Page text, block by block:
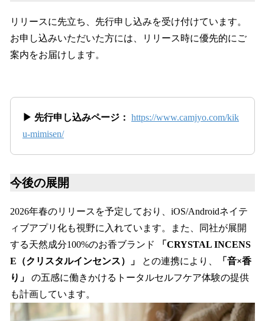
リリースに先立ち、先行申し込みを受け付けています。
お申し込みいただいた方には、リリース時に優先的にご
案内をお届けします。
▶ 先行申し込みページ： https://www.camjyo.com/kik
u-mimisen/
今後の展開
2026年春のリリースを予定しており、iOS/Androidネイテ
ィブアプリ化も視野に入れています。また、同社が展開
する天然成分100%のお香ブランド
「CRYSTAL INCENS
E（クリスタルインセンス）」
との連携により、
「音×香
り」
の五感に働きかけるトータルセルフケア体験の提供
も計画しています。